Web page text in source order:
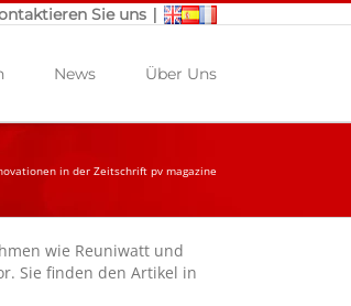
Sie uns |
News Über Uns
in der Zeitschrift pv magazine
wie Reuniwatt und
Sie finden den Artikel in